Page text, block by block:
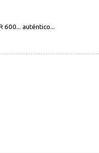
600... auténtico...